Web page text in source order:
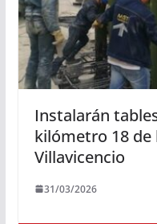
Instalarán
kilómetro 18 de
Villavicencio
31/03/2026